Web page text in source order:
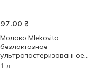
97.00 ₴
Молоко Mlekovita
безлактозное
ультрапастеризованное
3,2% 1л
1 л